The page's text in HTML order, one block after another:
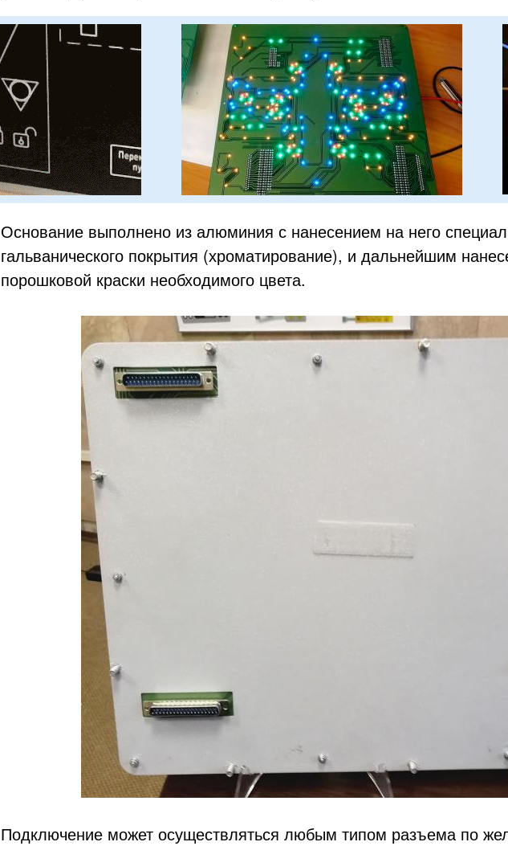
Основание выполнено из алюминия с нанесением на него
гальванического покрытия (хроматирование), и дальнейшим
порошковой краски необходимого цвета.
Подключение может осуществляться любым типом разъема по